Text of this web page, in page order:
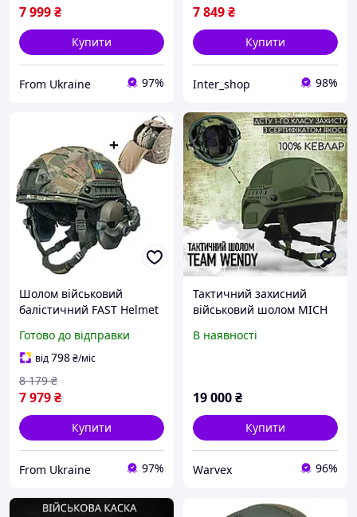
7 999₴
Купити
From Ukraine 97%
7 849₴
Купити
Inter_shop 98%
Шолом військовий
балістичний FAST Helmet
тактичні активні
навушники Walkers олива
+ кавер
Готово до відправки
від798₴/міс
7 979₴
8 179 ₴
Купити
From Ukraine 97%
Тактичний захисний
військовий шолом MICH
захисту NIJ IIIA. Олива
В наявності
19 000₴
Купити
Warvex 96%